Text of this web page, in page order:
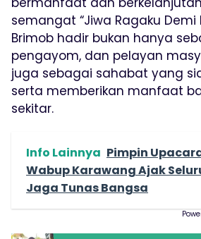
semangat “Jiwa Ragaku Demi
Brimob hadir bukan hanya
pengayom, dan pelayan
juga sebagai sahabat yang
serta memberikan manfaat
sekitar.
Info Lainnya Pimpin
Wabup Karawang Ajak
Jaga Tunas Bangsa